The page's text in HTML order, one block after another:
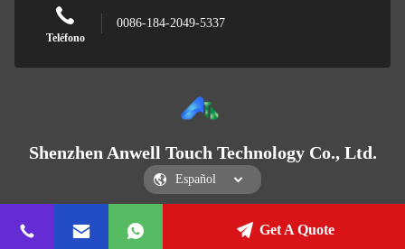
Teléfono
0086-184-2049-5337
Shenzhen Anwell Touch Technology Co., Ltd.
Shenzhen Anwell Touch Technology Co., Ltd.
Get A Quote